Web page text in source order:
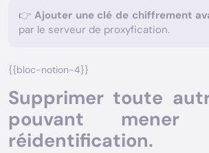
👉 Ajouter une clé de chiffrement
par le serveur de proxyfication.
{{bloc-notion-4}}
Supprimer toute
pouvant
réidentification.